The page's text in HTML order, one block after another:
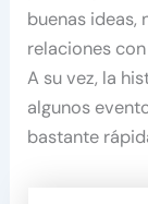
buenas ideas,
relaciones
A su vez, la
algunos
bastante